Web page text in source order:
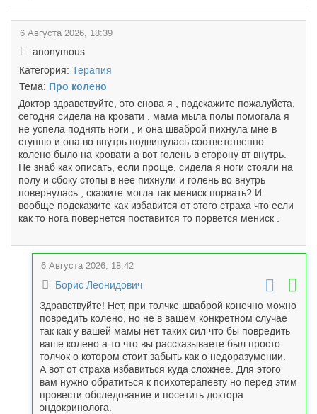
6 Августа 2026, 18:39
anonymous
Категория: Терапия
Тема: Про колено
Доктор здравствуйте, это снова я , подскажите пожалуйста,
сегодня сидела на кровати , мама мыла полы помогала я
не успела поднять ноги , и она шваброй пихнула мне в
ступню и она во внутрь подвинулась соответственно
колено было на кровати а вот голень в сторону вт внутрь.
Не знаб как описать, если проще, сидела я ноги стояли на
полу и сбоку стопы в нее пихнули и голень во внутрь
повернулась , скажите могла так мениск порвать? И
вообще подскажите как избавится от этого страха что если
как то нога повернется поставится то порвется мениск .
6 Августа 2026, 18:42
Борис Леонидович
Здравствуйте! Нет, при толчке шваброй конечно можно
повредить колено, но не в вашем конкретном случае
так как у вашей мамы нет таких сил что бы повредить
ваше колено а то что вы рассказываете был просто
толчок о котором стоит забыть как о недоразумении.
А вот от страха избавиться куда сложнее. Для этого
вам нужно обратиться к психотерапевту но перед этим
провести обследование и посетить доктора
эндокринолога.